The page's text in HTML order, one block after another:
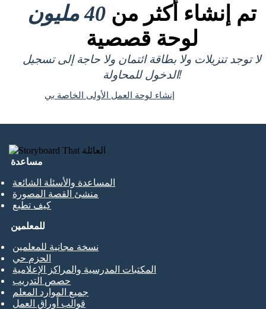
تم إنشاء أكثر من 40 مليون
لوحة قصصية
لا توجد تنزيلات ولا بطاقة ائتمان ولا حاجة إلى تسجيل
الدخول للمحاولة!
إنشاء لوحة العمل الأولى الخاصة بي
مساعدة
المساعدة والأسئلة الشائعة
منشئ القصة المصورة
كيف تطبع
للمعلمين
نسخة مجانية للمعلمين
الحزم حي
المكتبات المدرسية والمراكز الإعلامية
حصص التدريب
جميع الموارد المعلم
قوالب أوراق العمل